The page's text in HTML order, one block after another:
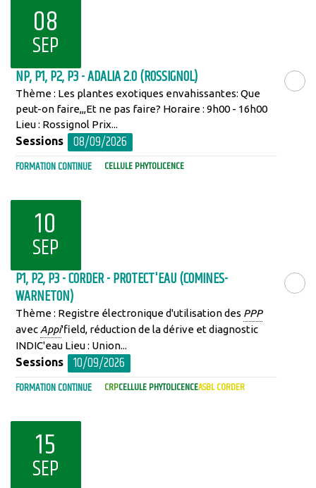
08
SEP
LIRE LA
NP, P1, P2, P3 - ADALIA 2.0 (ROSSIGNOL)
Thème : Les plantes exotiques envahissantes: Que
peut-on faire,,,Et ne pas faire? Horaire : 9h00 - 16h00
Lieu : Rossignol Prix...
Sessions 08/09/2026
FORMATION CONTINUE CELLULE PHYTOLICENCE
10
SEP
LIRE LA
P1, P2, P3 - CORDER - PROTECT'EAU (COMINES-
WARNETON)
Thème : Registre électronique d'utilisation des PPP
avec Appi'field, réduction de la dérive et diagnostic
INDIC'eau Lieu : Union...
Sessions 10/09/2026
FORMATION CONTINUE CRPCELLULE PHYTOLICENCEASBL CORDER
15
SEP